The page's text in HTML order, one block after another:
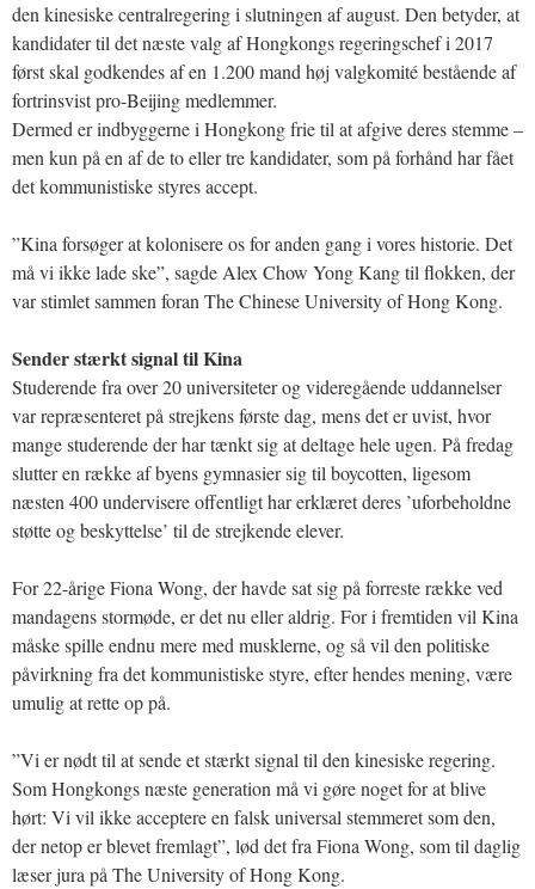
den kinesiske centralregering i slutningen af august. Den betyder, at
kandidater til det næste valg af Hongkongs regeringschef i 2017
først skal godkendes af en 1.200 mand høj valgkomité bestående af
fortrinsvist pro-Beijing medlemmer.
Dermed er indbyggerne i Hongkong frie til at afgive deres stemme –
men kun på en af de to eller tre kandidater, som på forhånd har fået
det kommunistiske styres accept.
”Kina forsøger at kolonisere os for anden gang i vores historie. Det
må vi ikke lade ske”, sagde Alex Chow Yong Kang til flokken, der
var stimlet sammen foran The Chinese University of Hong Kong.
Sender stærkt signal til Kina
Studerende fra over 20 universiteter og videregående uddannelser
var repræsenteret på strejkens første dag, mens det er uvist, hvor
mange studerende der har tænkt sig at deltage hele ugen. På fredag
slutter en række af byens gymnasier sig til boycotten, ligesom
næsten 400 undervisere offentligt har erklæret deres ’uforbeholdne
støtte og beskyttelse’ til de strejkende elever.
For 22-årige Fiona Wong, der havde sat sig på forreste række ved
mandagens stormøde, er det nu eller aldrig. For i fremtiden vil Kina
måske spille endnu mere med musklerne, og så vil den politiske
påvirkning fra det kommunistiske styre, efter hendes mening, være
umulig at rette op på.
”Vi er nødt til at sende et stærkt signal til den kinesiske regering.
Som Hongkongs næste generation må vi gøre noget for at blive
hørt: Vi vil ikke acceptere en falsk universal stemmeret som den,
der netop er blevet fremlagt”, lød det fra Fiona Wong, som til daglig
læser jura på The University of Hong Kong.